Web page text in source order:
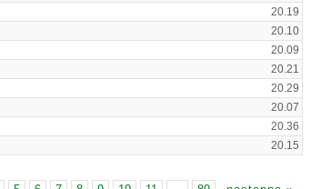
20.19
20.10
20.09
20.21
20.29
20.07
20.36
20.15